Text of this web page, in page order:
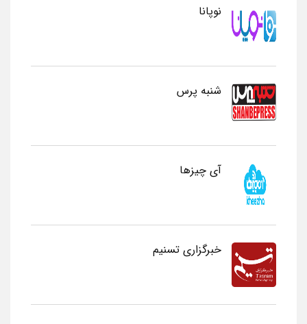
نوپانا
شنبه پرس
آی چیزها
خبرگزاری تسنیم